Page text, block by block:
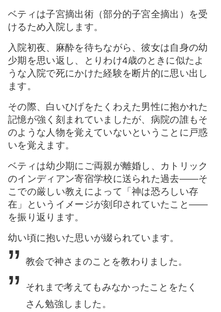
ベティは子宮摘出術（部分的子宮全摘出）を受
けるため入院します。
入院初夜、麻酔を待ちながら、彼女は自身の幼
少期を思い返し、とりわけ4歳のときに似たよ
うな入院で死にかけた経験を断片的に思い出し
ます。
その際、白いひげをたくわえた男性に抱かれた
記憶が強く刻まれていましたが、病院の誰もそ
のような人物を覚えていないということに戸惑
いを覚えます。
ベティは幼少期にご両親が離婚し、カトリック
のインディアン寄宿学校に送られた過去――そ
こでの厳しい教えによって「神は恐ろしい存
在」というイメージが刻印されていたこと――
を振り返ります。
幼い頃に抱いた思いが綴られています。
教会で神さまのことを教わりました。
それまで考えてもみなかったことをたく
さん勉強しました。